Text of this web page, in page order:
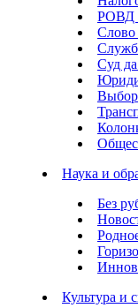
РОВД
Слово
Суд
Наука и
Без
Культура и